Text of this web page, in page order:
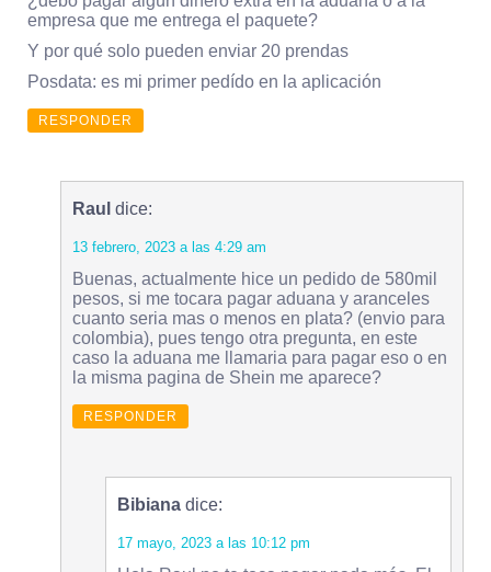
empresa que me entrega el paquete?
Y por qué solo pueden enviar 20 prendas
Posdata: es mi primer pedído en la aplicación
RESPONDER
Raul dice:
13 febrero, 2023 a las 4:29 am
Buenas, actualmente hice un pedido de 580mil
pesos, si me tocara pagar aduana y aranceles
cuanto seria mas o menos en plata? (envio para
colombia), pues tengo otra pregunta, en este
caso la aduana me llamaria para pagar eso o en
la misma pagina de Shein me aparece?
RESPONDER
Bibiana dice:
17 mayo, 2023 a las 10:12 pm